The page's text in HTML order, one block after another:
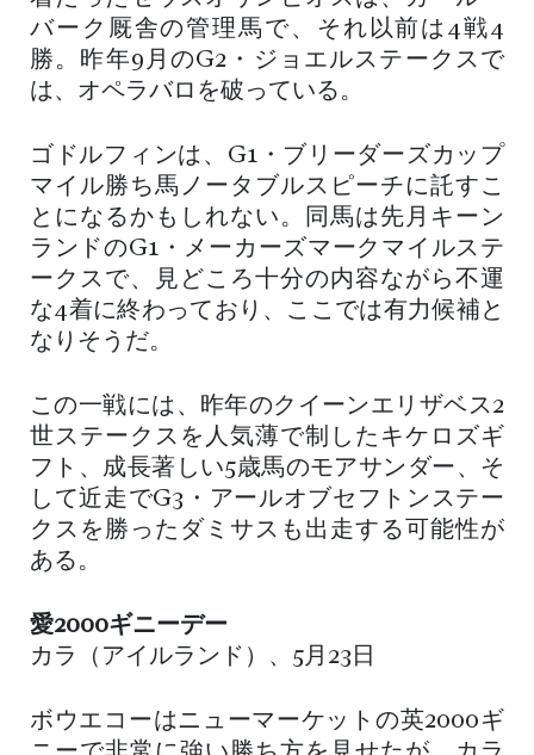
バーク厩舎の管理馬で、それ以前は4戦4
勝。昨年9月のG2・ジョエルステークスで
は、オペラバロを破っている。
ゴドルフィンは、G1・ブリーダーズカップ
マイル勝ち馬ノータブルスピーチに託すこ
とになるかもしれない。同馬は先月キーン
ランドのG1・メーカーズマークマイルステ
ークスで、見どころ十分の内容ながら不運
な4着に終わっており、ここでは有力候補と
なりそうだ。
この一戦には、昨年のクイーンエリザベス2
世ステークスを人気薄で制したキケロズギ
フト、成長著しい5歳馬のモアサンダー、そ
して近走でG3・アールオブセフトンステー
クスを勝ったダミサスも出走する可能性が
ある。
愛2000ギニーデー
カラ（アイルランド）、5月23日
ボウエコーはニューマーケットの英2000ギ